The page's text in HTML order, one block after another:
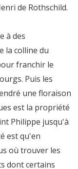
de Rothschild.
à des
la colline du
franchir le
Puis les
une floraison
est la propriété
Philippe jusqu'à
est qu'en
où trouver les
dont certains